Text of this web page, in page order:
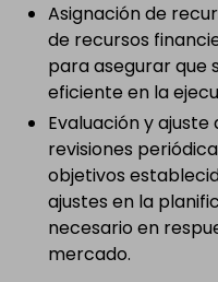
Asignación de
de recursos
para asegurar que
eficiente en la
Evaluación y
revisiones
objetivos
ajustes en la
necesario en
mercado.